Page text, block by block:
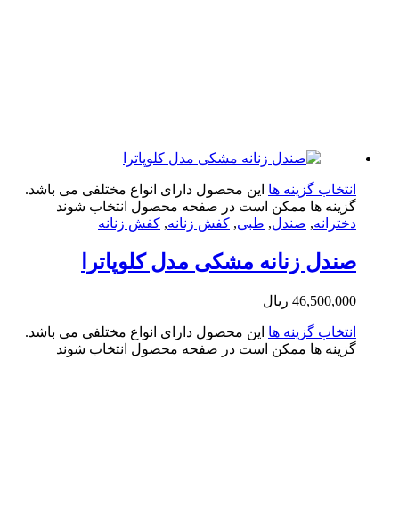
گزینه ها این محصول دارای انواع مختلفی می باشد.
ها ممکن است در صفحه محصول انتخاب شوند
صندل ,طبی,کفش زنانه,کفش زنانه
زنانه مشکی مدل کلوپاترا
ریال
گزینه ها این محصول دارای انواع مختلفی می باشد.
ها ممکن است در صفحه محصول انتخاب شوند